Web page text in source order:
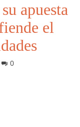
apuesta
el
0